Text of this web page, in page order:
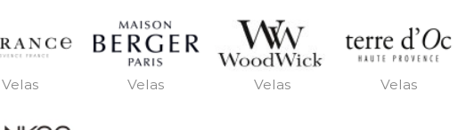
Velas Velas Velas Velas